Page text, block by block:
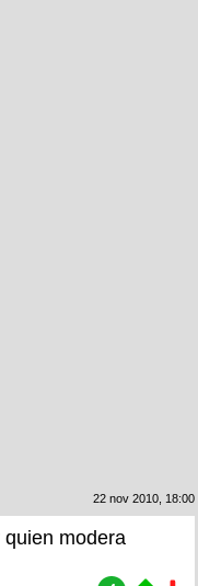
22 nov 2010, 18:00
modera